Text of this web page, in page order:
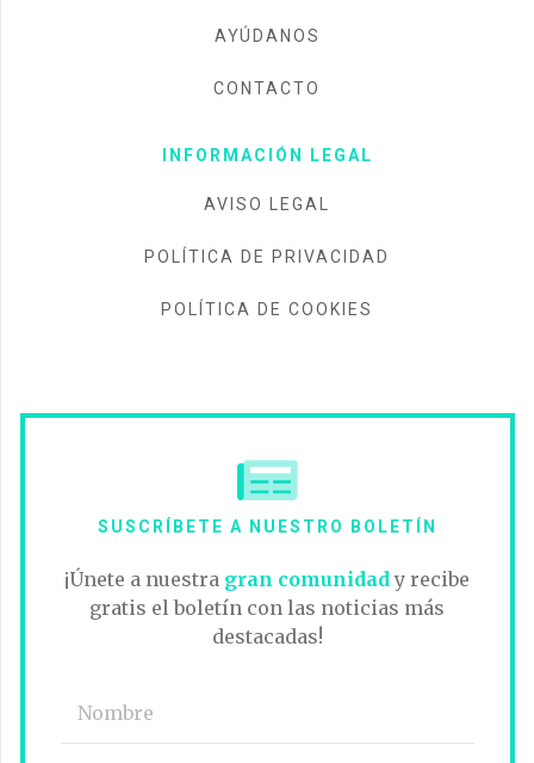
AYÚDANOS
CONTACTO
INFORMACIÓN LEGAL
AVISO LEGAL
POLÍTICA DE PRIVACIDAD
POLÍTICA DE COOKIES
SUSCRÍBETE A NUESTRO BOLETÍN
¡Únete a nuestra gran comunidady recibe
gratis el boletín con las noticias más
destacadas!